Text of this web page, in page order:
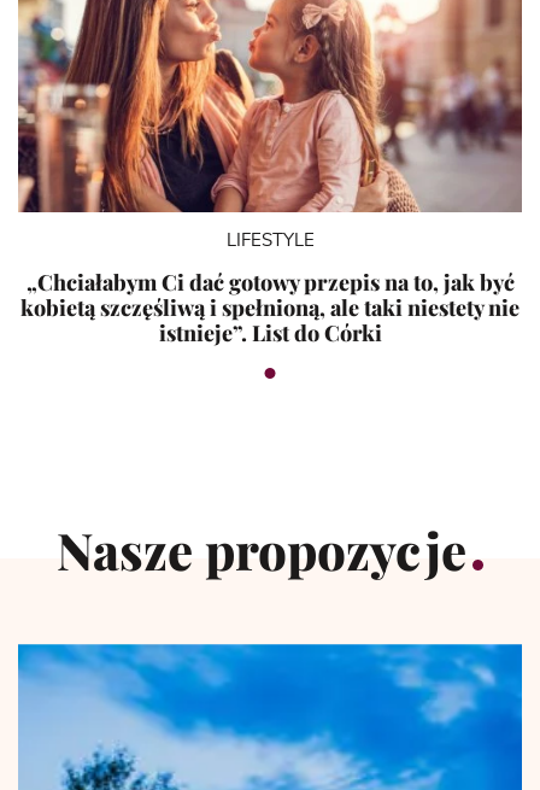
LIFESTYLE
„Chciałabym Ci dać gotowy przepis na to, jak być
kobietą szczęśliwą i spełnioną, ale taki niestety nie
istnieje”. List do Córki
Nasze propozycje